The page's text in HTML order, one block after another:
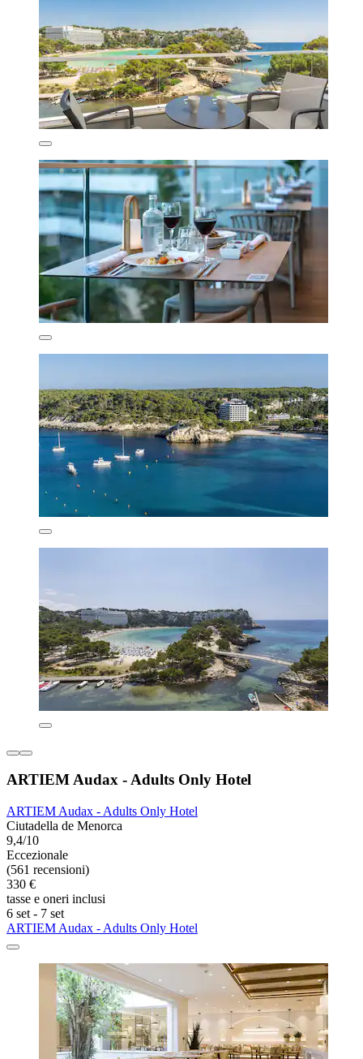
ARTIEM Audax - Adults Only Hotel
ARTIEM Audax - Adults Only Hotel
Ciutadella de Menorca
9,4/10
Eccezionale
(561 recensioni)
330 €
tasse e oneri inclusi
6 set - 7 set
ARTIEM Audax - Adults Only Hotel